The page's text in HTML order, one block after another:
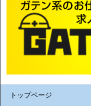
トップページ